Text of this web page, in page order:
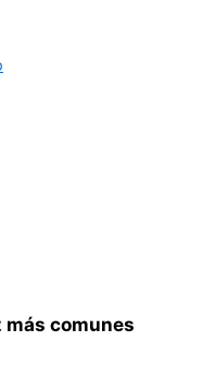
más comunes